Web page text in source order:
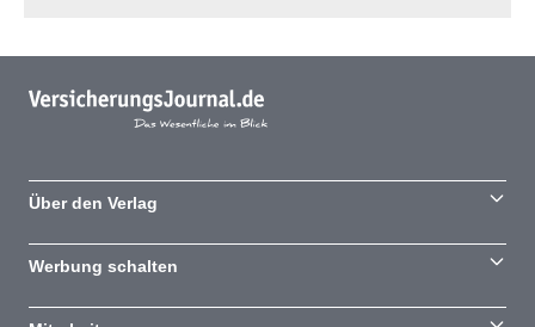
Über den Verlag
Werbung schalten